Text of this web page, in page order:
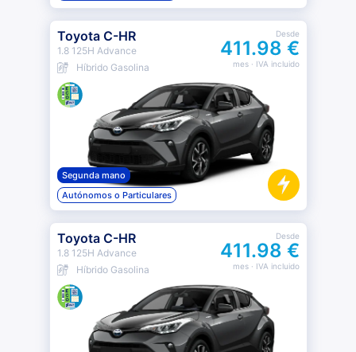
Toyota C-HR
1.8 125H Advance
Híbrido Gasolina
Desde
411.98 €
mes· IVA incluido
Segunda mano
Autónomos o Particulares
Toyota C-HR
1.8 125H Advance
Híbrido Gasolina
Desde
411.98 €
mes· IVA incluido